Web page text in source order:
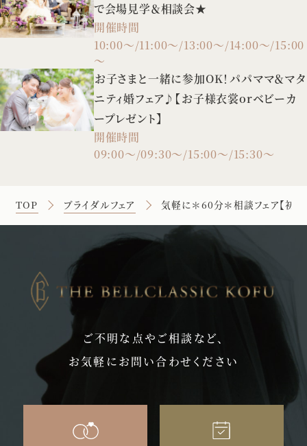
で会場見学＆相談会★
開催時間
10:00～/11:00～/13:00～/14:00～/15:00
～
お子さまと一緒に参加OK！パパママ＆マタ
ニティ婚フェア♪【お子様衣裳orベビーカ
ープレゼント】
開催時間
09:00～/09:30～/15:00～/15:30～
TOP ブライダルフェア 気軽に＊60分＊相談フェア【初
ご不明な点やご相談など、
お気軽にお問い合わせください